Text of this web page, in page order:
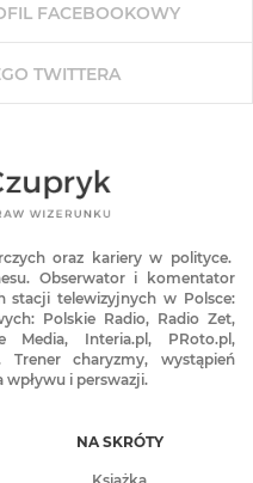
FACEBOOKOWY
TWITTERA
oraz kariery w polityce.
Obserwator i komentator
stacji telewizyjnych w Polsce:
Polskie Radio, Radio Zet,
Media, Interia.pl, PRoto.pl,
charyzmy, wystąpień
wpływu i perswazji.
NA SKRÓTY